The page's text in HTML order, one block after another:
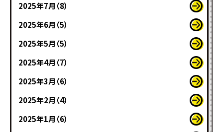
2025年7月（8）
2025年6月（5）
2025年5月（5）
2025年4月（7）
2025年3月（6）
2025年2月（4）
2025年1月（6）